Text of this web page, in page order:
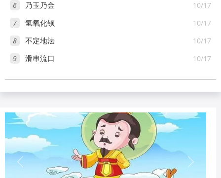
6 10/17
乃玉乃金
7 10/17
氢氧化钡
8 10/17
不定地法
9 10/17
滑串流口